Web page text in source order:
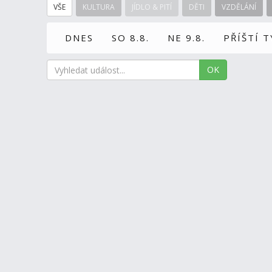
VŠE KULTURA JÍDLO & PITÍ DĚTI VZDĚLÁNÍ
DNES SO 8.8. NE 9.8. PŘÍŠTÍ
OK